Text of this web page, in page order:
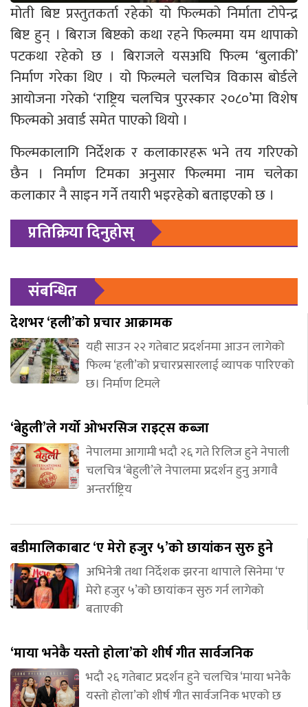
मोती बिष्ट प्रस्तुतकर्ता रहेको यो फिल्मको निर्माता टोपेन्द्र
बिष्ट हुन् । बिराज बिष्टको कथा रहने फिल्ममा यम थापाको
पटकथा रहेको छ । बिराजले यसअघि फिल्म ‘बुलाकी’
निर्माण गरेका थिए । यो फिल्मले चलचित्र विकास बोर्डले
आयोजना गरेको ‘राष्ट्रिय चलचित्र पुरस्कार २०८०’मा विशेष
फिल्मको अवार्ड समेत पाएको थियो ।
फिल्मकालागि निर्देशक र कलाकारहरू भने तय गरिएको
छैन । निर्माण टिमका अनुसार फिल्ममा नाम चलेका
कलाकार नै साइन गर्ने तयारी भइरहेको बताइएको छ ।
प्रतिक्रिया दिनुहोस्
संबन्धित
देशभर ‘हली’को प्रचार आक्रामक
यही साउन २२ गतेबाट प्रदर्शनमा आउन लागेको
फिल्म ‘हली’को प्रचारप्रसारलाई व्यापक पारिएको
छ। निर्माण टिमले
‘बेहुली’ले गर्यो ओभरसिज राइट्स कब्जा
नेपालमा आगामी भदौ २६ गते रिलिज हुने नेपाली
चलचित्र ‘बेहुली’ले नेपालमा प्रदर्शन हुनु अगावै
अन्तर्राष्ट्रिय
बडीमालिकाबाट ‘ए मेरो हजुर ५’को छायांकन सुरु हुने
अभिनेत्री तथा निर्देशक झरना थापाले सिनेमा ‘ए
मेरो हजुर ५’को छायांकन सुरु गर्न लागेको
बताएकी
‘माया भनेकै यस्तो होला’को शीर्ष गीत सार्वजनिक
भदौ २६ गतेबाट प्रदर्शन हुने चलचित्र ‘माया भनेकै
यस्तो होला’को शीर्ष गीत सार्वजनिक भएको छ